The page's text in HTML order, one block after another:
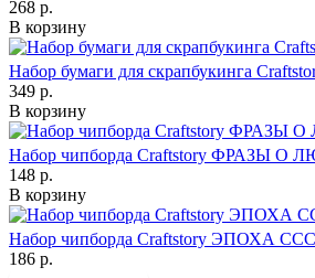
268 р.
В корзину
Набор бумаги для скрапбукинга
349 р.
В корзину
Набор чипборда Craftstory ФРАЗЫ О
148 р.
В корзину
Набор чипборда Craftstory ЭПОХА
186 р.